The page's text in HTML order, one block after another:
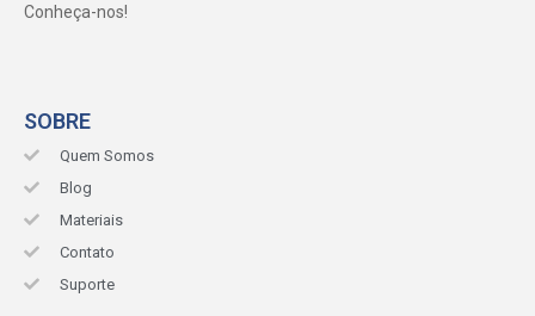
Conheça-nos!
SOBRE
Quem Somos
Blog
Materiais
Contato
Suporte